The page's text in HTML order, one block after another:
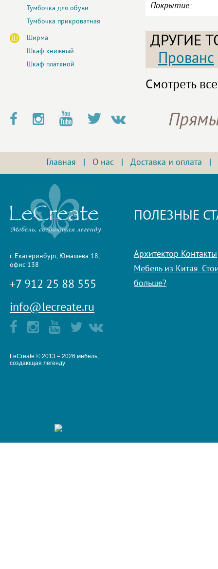
Тумбочка для обуви
Тумбочка прикроватная
Ш
Ширма
Шкаф книжный
Шкаф платяной
Покрытие:
ДРУГИЕ
Прованс
Смотреть
Главная О нас Доставка и оплата
г. Екатеринбург, Юмашева 18,
офис 138
+7 912 25 88 555
info@lecreate.ru
LeCreate © 2013 – 2026 мебель,
создающая легенду
ПОЛЕЗНЫЕ
Архитектор Контакты
Мебель из Китая.
больше?